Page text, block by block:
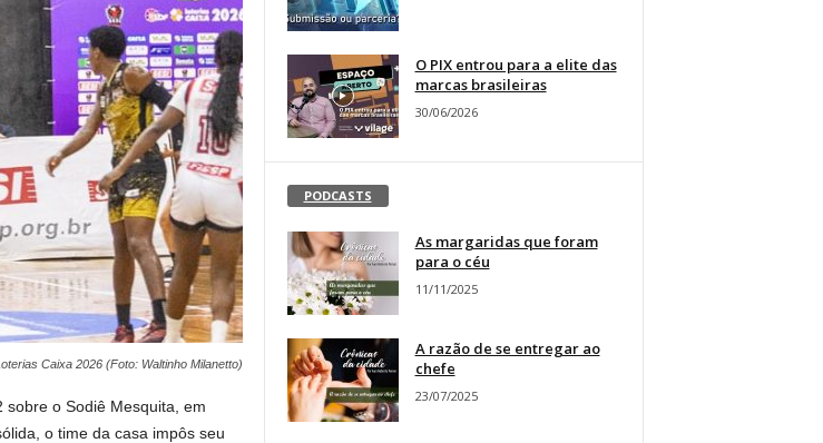
Caixa 2026 (Foto: Waltinho Milanetto)
sobre o Sodiê Mesquita, em
o time da casa impôs seu
O PIX entrou para a elite das
marcas brasileiras
30/06/2026
PODCASTS
As margaridas que foram
para o céu
11/11/2025
A razão de se entregar ao
chefe
23/07/2025